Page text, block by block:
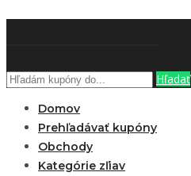
Hľadať
Domov
Prehľadávať kupóny
Obchody
Kategórie zľiav